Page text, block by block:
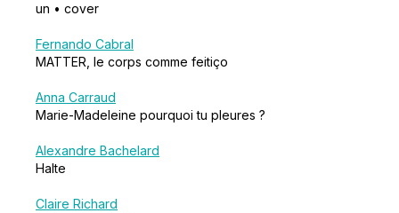
un • cover
Fernando Cabral
MATTER, le corps comme feitiço
Anna Carraud
Marie-Madeleine pourquoi tu pleures ?
Alexandre Bachelard
Halte
Claire Richard